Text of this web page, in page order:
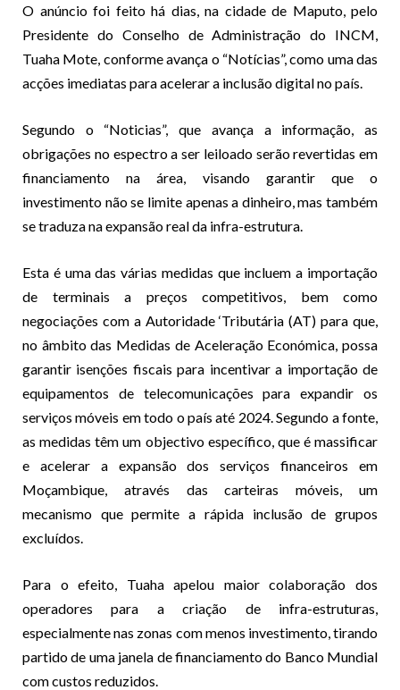
O anúncio foi feito há dias, na cidade de Maputo, pelo
Presidente do Conselho de Administração do INCM,
Tuaha Mote, conforme avança o “Notícias”, como uma das
acções imediatas para acelerar a inclusão digital no país.
Segundo o “Noticias”, que avança a informação, as
obrigações no espectro a ser leiloado serão revertidas em
financiamento na área, visando garantir que o
investimento não se limite apenas a dinheiro, mas também
se traduza na expansão real da infra-estrutura.
Esta é uma das várias medidas que incluem a importação
de terminais a preços competitivos, bem como
negociações com a Autoridade ‘Tributária (AT) para que,
no âmbito das Medidas de Aceleração Económica, possa
garantir isenções fiscais para incentivar a importação de
equipamentos de telecomunicações para expandir os
serviços móveis em todo o país até 2024. Segundo a fonte,
as medidas têm um objectivo específico, que é massificar
e acelerar a expansão dos serviços financeiros em
Moçambique, através das carteiras móveis, um
mecanismo que permite a rápida inclusão de grupos
excluídos.
Para o efeito, Tuaha apelou maior colaboração dos
operadores para a criação de infra-estruturas,
especialmente nas zonas com menos investimento, tirando
partido de uma janela de financiamento do Banco Mundial
com custos reduzidos.